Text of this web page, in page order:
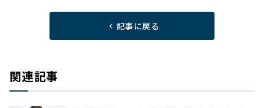
記事に戻る
関連記事